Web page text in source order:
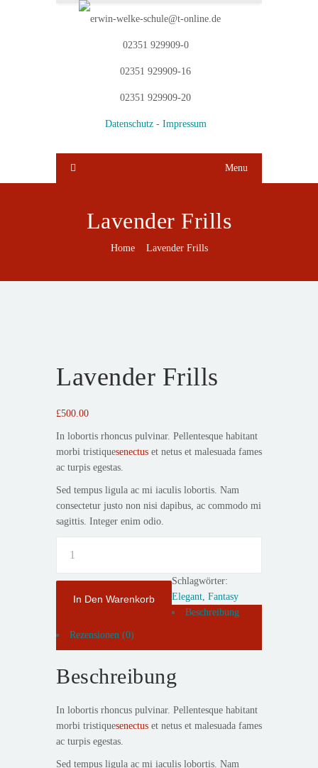
erwin-welke-schule@t-online.de
02351 929909-0
02351 929909-16
02351 929909-20
Datenschutz - Impressum
Menu
Lavender Frills
Home Lavender Frills
Lavender Frills
£500.00
In lobortis rhoncus pulvinar. Pellentesque habitant
morbi tristiquesenectus et netus et malesuada fames
ac turpis egestas.
Sed tempus ligula ac mi iaculis lobortis. Nam
consectetur justo non nisi dapibus, ac commodo mi
sagittis. Integer enim odio.
Frills
In Den Warenkorb
Schlagwörter:
Elegant, Fantasy
Beschreibung
Rezensionen (0)
Beschreibung
In lobortis rhoncus pulvinar. Pellentesque habitant
morbi tristiquesenectus et netus et malesuada fames
ac turpis egestas.
Sed tempus ligula ac mi iaculis lobortis. Nam